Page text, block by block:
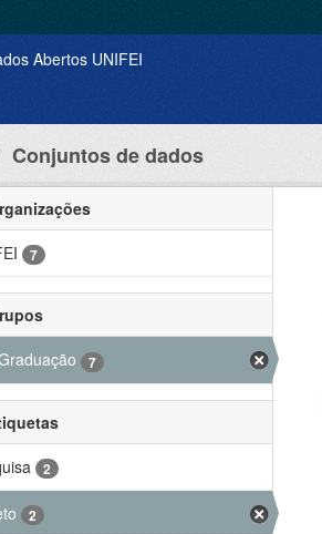
Conjuntos de dados
7
7
2
2